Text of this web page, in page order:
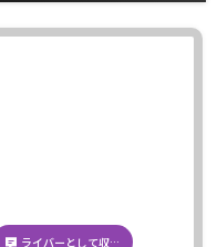
ライバーとして収…